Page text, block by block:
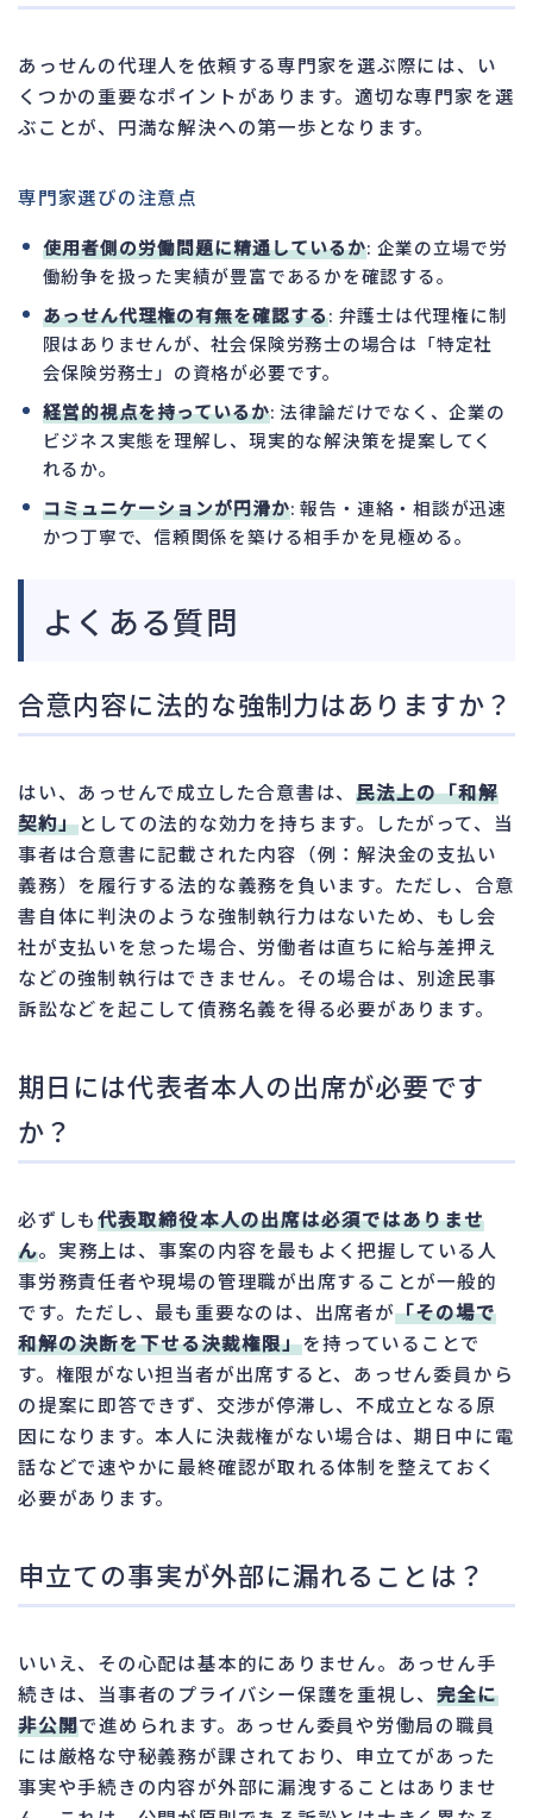
あっせんの代理人を依頼する専門家を選ぶ際には、い
くつかの重要なポイントがあります。適切な専門家を選
ぶことが、円満な解決への第一歩となります。
専門家選びの注意点
使用者側の労働問題に精通しているか: 企業の立場で労
働紛争を扱った実績が豊富であるかを確認する。
あっせん代理権の有無を確認する: 弁護士は代理権に制
限はありませんが、社会保険労務士の場合は「特定社
会保険労務士」の資格が必要です。
経営的視点を持っているか: 法律論だけでなく、企業の
ビジネス実態を理解し、現実的な解決策を提案してく
れるか。
コミュニケーションが円滑か: 報告・連絡・相談が迅速
かつ丁寧で、信頼関係を築ける相手かを見極める。
よくある質問
合意内容に法的な強制力はありますか？
はい、あっせんで成立した合意書は、民法上の「和解
契約」としての法的な効力を持ちます。したがって、当
事者は合意書に記載された内容（例：解決金の支払い
義務）を履行する法的な義務を負います。ただし、合意
書自体に判決のような強制執行力はないため、もし会
社が支払いを怠った場合、労働者は直ちに給与差押え
などの強制執行はできません。その場合は、別途民事
訴訟などを起こして債務名義を得る必要があります。
期日には代表者本人の出席が必要です
か？
必ずしも代表取締役本人の出席は必須ではありませ
ん。実務上は、事案の内容を最もよく把握している人
事労務責任者や現場の管理職が出席することが一般的
です。ただし、最も重要なのは、出席者が「その場で
和解の決断を下せる決裁権限」を持っていることで
す。権限がない担当者が出席すると、あっせん委員から
の提案に即答できず、交渉が停滞し、不成立となる原
因になります。本人に決裁権がない場合は、期日中に電
話などで速やかに最終確認が取れる体制を整えておく
必要があります。
申立ての事実が外部に漏れることは？
いいえ、その心配は基本的にありません。あっせん手
続きは、当事者のプライバシー保護を重視し、完全に
非公開で進められます。あっせん委員や労働局の職員
には厳格な守秘義務が課されており、申立てがあった
事実や手続きの内容が外部に漏洩することはありませ